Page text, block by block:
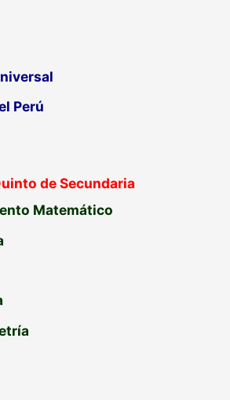
Perú
de Secundaria
Matemático